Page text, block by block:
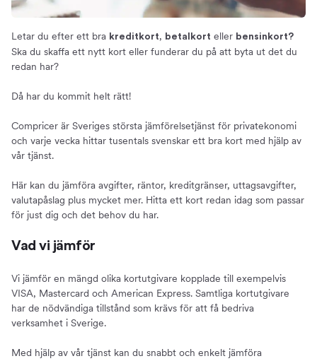
Kreditkort utan valutapåslag
Bra kreditkort på resan
Billiga kreditkort
Kreditkort med låg ränta
Om betalkort och bensinkort
Jämför bensinkort
Skillnaden mellan kreditkort och betalkort
Fördelar och nackdelar med betalkort
Om oss
Compricer Kreditkort
Fördelar med att jämföra kort på Compricer
Läs mer om kreditkort
Letar du efter ett bra kreditkort, betalkort eller bensinkort?
Ska du skaffa ett nytt kort eller funderar du på att byta ut det du
redan har?
Då har du kommit helt rätt!
Compricer är Sveriges största jämförelsetjänst för privatekonomi
och varje vecka hittar tusentals svenskar ett bra kort med hjälp av
vår tjänst.
Här kan du jämföra avgifter, räntor, kreditgränser, uttagsavgifter,
valutapåslag plus mycket mer. Hitta ett kort redan idag som passar
för just dig och det behov du har.
Vad vi jämför
Vi jämför en mängd olika kortutgivare kopplade till exempelvis
VISA, Mastercard och American Express. Samtliga kortutgivare
har de nödvändiga tillstånd som krävs för att få bedriva
verksamhet i Sverige.
Med hjälp av vår tjänst kan du snabbt och enkelt jämföra